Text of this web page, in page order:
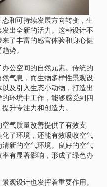
和可持续发展方向转变，生
出全新的活力。这种设计不
了丰富的感官体验和身心健
势。
公空间的自然元素。传统的
气息，而生物多样性景观设
及引入生态小动物，打造出
环境中工作，能够感受到四
升专注力和创造力。
气质量改善提供了有效支
了环境，还能有效吸收空气
新的空气环境。良好的空气
有显著影响，形成了绿色办
观设计也发挥着重要作用。